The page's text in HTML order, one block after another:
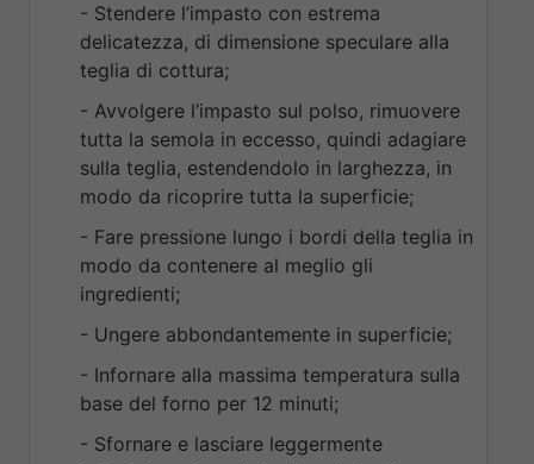
- Stendere l’impasto con estrema
delicatezza, di dimensione speculare alla
teglia di cottura;
- Avvolgere l’impasto sul polso, rimuovere
tutta la semola in eccesso, quindi adagiare
sulla teglia, estendendolo in larghezza, in
modo da ricoprire tutta la superficie;
- Fare pressione lungo i bordi della teglia in
modo da contenere al meglio gli
ingredienti;
- Ungere abbondantemente in superficie;
- Infornare alla massima temperatura sulla
base del forno per 12 minuti;
- Sfornare e lasciare leggermente